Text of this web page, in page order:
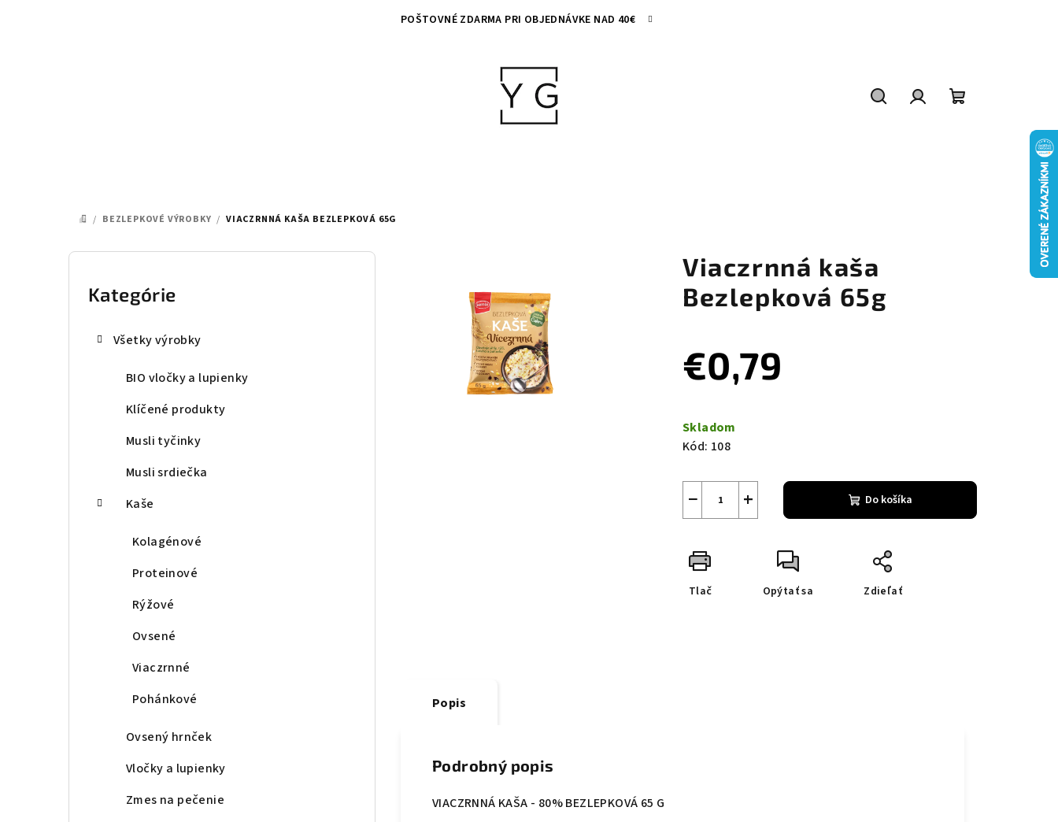
POŠTOVNÉ ZDARMA PRI OBJEDNÁVKE NAD 40€
DOMOV
/ BEZLEPKOVÉ VÝROBKY / VIACZRNNÁ KAŠA BEZLEPKOVÁ 65G
B
Preskočiť
kategórie
Kategórie
Všetky výrobky
BIO vločky a lupienky
Klíčené produkty
Musli tyčinky
Musli srdiečka
Kaše
Kolagénové
Proteinové
Rýžové
Ovsené
Viaczrnné
Pohánkové
Ovsený hrnček
Vločky a lupienky
Zmes na pečenie
Viaczrnná kaša
Bezlepková 65g
€0,79
cena:
Skladom
Kód: 108
+
− Do košíka
Tlač Opýtať sa Zdieľať
Popis
Podrobný popis
VIACZRNNÁ KAŠA - 80% BEZLEPKOVÁ 65 G